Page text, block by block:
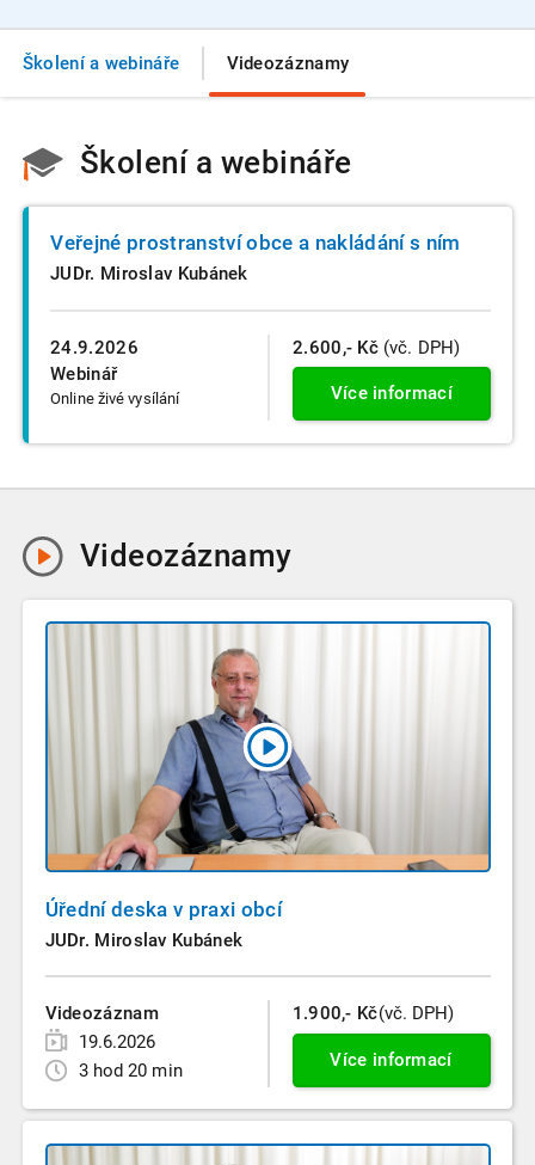
Školení a webináře Videozáznamy
Školení a webináře
24.9.2026
Webinář
Online živé vysílání
Veřejné prostranství obce a nakládání s ním
JUDr. Miroslav Kubánek
2.600,- Kč (vč. DPH)
Více informací
Videozáznamy
Úřední deska v praxi obcí
JUDr. Miroslav Kubánek
Videozáznam
19.6.2026
3 hod 20 min
1.900,- Kč(vč. DPH)
Více informací